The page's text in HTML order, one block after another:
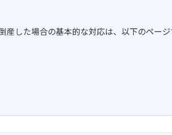
産した場合の基本的な対応は、以下のページ